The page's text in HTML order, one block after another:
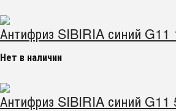
Антифриз SIBIRIA синий G11
Нет в наличии
Антифриз SIBIRIA синий G11